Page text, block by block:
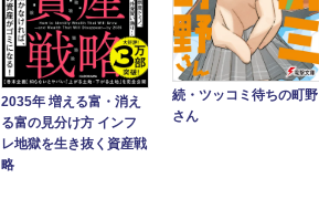
2035年 増える富・消え
る富の見分け方 インフ
レ地獄を生き抜く資産戦
略
続・ツッコミ待ちの町野
さん